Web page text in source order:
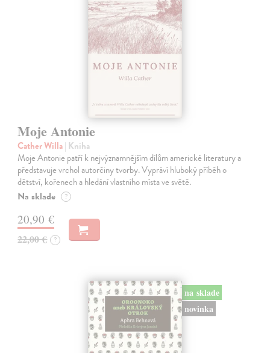
Moje Antonie
Cather Willa| Kniha
Moje Antonie patří k nejvýznamnějším dílům americké literatury a
představuje vrchol autorčiny tvorby. Vypráví hluboký příběh o
dětství, kořenech a hledání vlastního místa ve světě.
Na sklade ?
20,90 €
22,00 € ?
na sklade
novinka